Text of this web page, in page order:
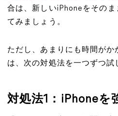
合は、新しいiPhoneをその
てみましょう。
ただし、あまりにも時間がか
は、次の対処法を一つずつ試
対処法1：iPhoneを